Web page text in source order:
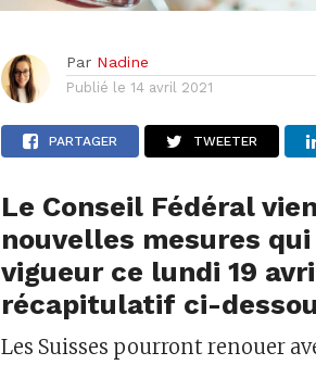
Par Nadine
Publié le 14 avril 2021
PARTAGER TWEETER
Le Conseil Fédéral
nouvelles mesures
vigueur ce lundi 19
récapitulatif ci-
Les Suisses pourront renouer